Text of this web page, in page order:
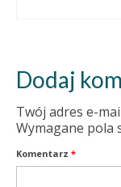
Dodaj
Twój adres e-
Wymagane pola
Komentarz *